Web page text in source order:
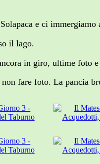
e ci
il lago.
in giro, ultime foto
fare foto. La pancia